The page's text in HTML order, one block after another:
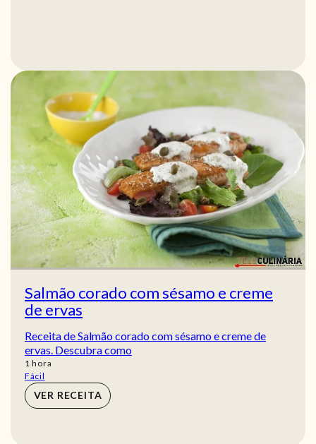
Salmão corado com sésamo e creme
de ervas
Receita de Salmão corado com sésamo e creme de
ervas. Descubra como
1 hora
hora
Fácil
VER RECEITA